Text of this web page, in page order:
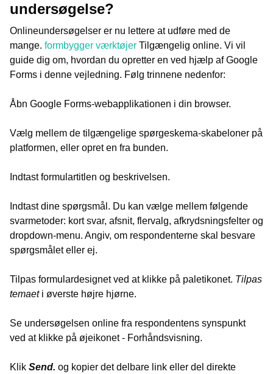
undersøgelse?
Onlineundersøgelser er nu lettere at udføre med de
mange. formbygger værktøjer Tilgængelig online. Vi vil
guide dig om, hvordan du opretter en ved hjælp af Google
Forms i denne vejledning. Følg trinnene nedenfor:
Åbn Google Forms-webapplikationen i din browser.
Vælg mellem de tilgængelige spørgeskema-skabeloner på
platformen, eller opret en fra bunden.
Indtast formulartitlen og beskrivelsen.
Indtast dine spørgsmål. Du kan vælge mellem følgende
svarmetoder: kort svar, afsnit, flervalg, afkrydsningsfelter og
dropdown-menu. Angiv, om respondenterne skal besvare
spørgsmålet eller ej.
Tilpas formulardesignet ved at klikke på paletikonet. Tilpas
temaet i øverste højre hjørne.
Se undersøgelsen online fra respondentens synspunkt
ved at klikke på øjeikonet - Forhåndsvisning.
Klik Send. og kopier det delbare link eller del direkte